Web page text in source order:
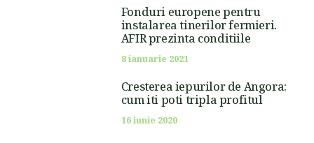
Fonduri europene pentru
instalarea tinerilor fermieri.
AFIR prezinta conditiile
8 ianuarie 2021
Cresterea iepurilor de Angora:
cum iti poti tripla profitul
16 iunie 2020